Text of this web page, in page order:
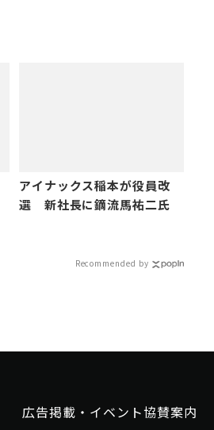
アイナックス稲本が役員改
選 新社長に鏑流馬祐二氏
Recommended by
広告掲載・イベント協賛案内